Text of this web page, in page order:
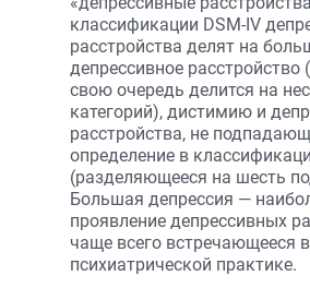
классификации DSM-IV
расстройства делят на
депрессивное расстройство
свою очередь делится на
категорий), дистимию и
расстройства, не
определение в
(разделяющееся на шесть
Большая депрессия —
проявление депрессивных
чаще всего встречающееся в
психиатрической практике.